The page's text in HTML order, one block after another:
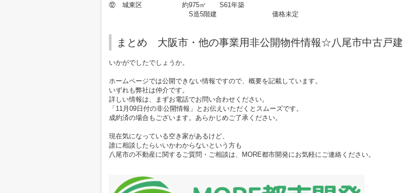
⑫ 城東区 約975㎡ S61年築
S造5階建 価格未定
まとめ 大阪市・他の事業用非公開物件情報☆八尾市中古戸建
いかがでしたでしょうか。
ホームページでは公開できない情報ですので、 概要を記載しています。
いずれも弊社は仲介です。
詳しい情報は、まずお電話でお問い合わせください。
「11月09日付の非公開情報」とお伝えいただくとスムーズです。
成約済の場合もございます。あらかじめご了承ください。
現在気になっている空き家があるけど、
誰に相談したらいいかわからないという方も
八尾市の不動産に関するご質問・ご相談は、MORE都市開発にお気軽にご連絡ください。